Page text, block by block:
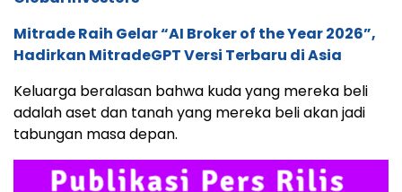
Mitrade Raih Gelar “AI Broker of the Year 2026”,
Hadirkan MitradeGPT Versi Terbaru di Asia
Keluarga beralasan bahwa kuda yang mereka beli
adalah aset dan tanah yang mereka beli akan jadi
tabungan masa depan.